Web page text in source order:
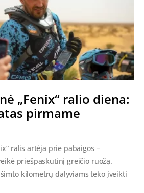
„Fenix“ ralio diena:
pirmame
ralis artėja prie pabaigos –
priešpaskutinį greičio ruožą.
kilometrų dalyviams teko įveikti